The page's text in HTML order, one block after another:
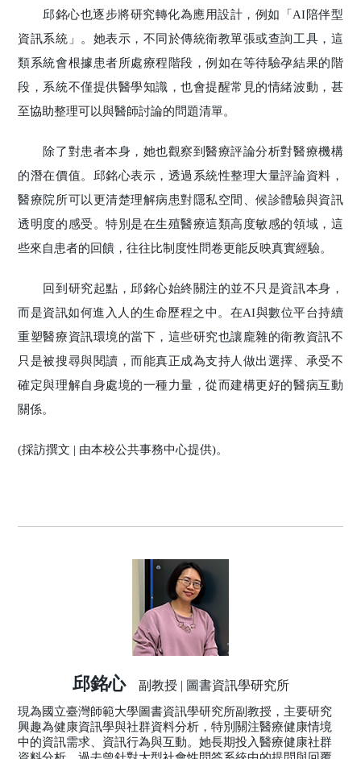
邱銘心也逐步將研究轉化為應用設計，例如「AI陪伴型
資訊系統」。她表示，不同於傳統衛教單張或查詢工具，這
類系統會根據患者所處療程階段，例如在等待驗孕結果的階
段，系統不僅提供醫學知識，也會提醒常見的情緒波動，甚
至協助整理可以與醫師討論的問題清單。
除了對患者本身，她也觀察到醫療評論分析對醫療機構
的潛在價值。邱銘心表示，透過系統性整理大量評論資料，
醫療院所可以更清楚理解病患對隱私空間、候診體驗與資訊
透明度的感受。特別是在生殖醫療這類高度敏感的領域，這
些來自患者的回饋，往往比制度性問卷更能反映真實經驗。
回到研究起點，邱銘心始終關注的並不只是資訊本身，
而是資訊如何進入人的生命歷程之中。在AI與數位平台持續
重塑醫療資訊環境的當下，這些研究也讓龐雜的衛教資訊不
只是被搜尋與閱讀，而能真正成為支持人做出選擇、承受不
確定與理解自身處境的一種力量，從而建構更好的醫病互動
關係。
(採訪撰文 | 由本校公共事務中心提供)。
邱銘心 副教授 | 圖書資訊學研究所
現為國立臺灣師範大學圖書資訊學研究所副教授，主要研究
興趣為健康資訊學與社群資料分析，特別關注醫療健康情境
中的資訊需求、資訊行為與互動。她長期投入醫療健康社群